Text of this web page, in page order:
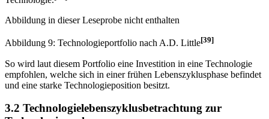
Technologielebenszyklusphase das künftige Potenzial einer
Technologie.[38]
Abbildung in dieser Leseprobe nicht enthalten
Abbildung 9: Technologieportfolio nach A.D. Little[39]
So wird laut diesem Portfolio eine Investition in eine Technologie
und eine starke Technologieposition besitzt.